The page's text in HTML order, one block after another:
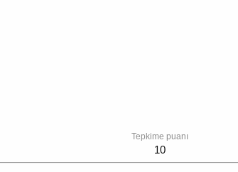
Tepkime puanı
10